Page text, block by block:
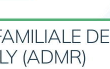
DE
(ADMR)